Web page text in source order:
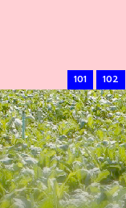
101 102